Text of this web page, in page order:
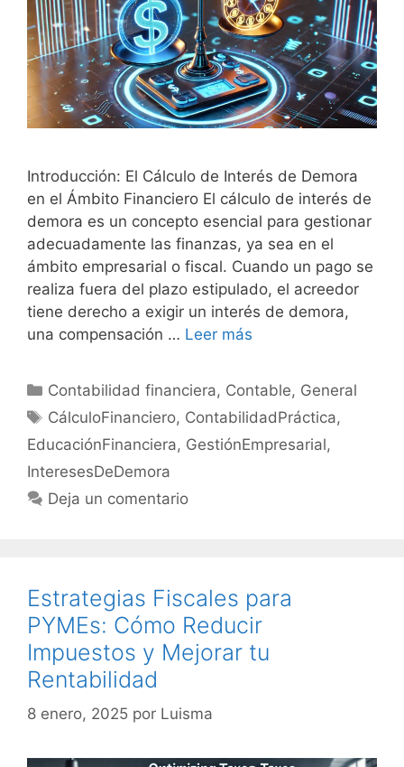
Introducción: El Cálculo de Interés de Demora
en el Ámbito Financiero El cálculo de interés de
demora es un concepto esencial para gestionar
adecuadamente las finanzas, ya sea en el
ámbito empresarial o fiscal. Cuando un pago se
realiza fuera del plazo estipulado, el acreedor
tiene derecho a exigir un interés de demora,
una compensación … Leer más
Categorías
Contabilidad financiera, Contable, General
Etiquetas
CálculoFinanciero, ContabilidadPráctica,
EducaciónFinanciera, GestiónEmpresarial,
InteresesDeDemora
Deja un comentario
Estrategias Fiscales para
PYMEs: Cómo Reducir
Impuestos y Mejorar tu
Rentabilidad
8 enero, 2025 por Luisma